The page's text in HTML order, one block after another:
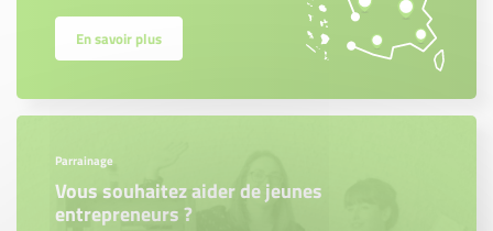
En savoir plus
Parrainage
Vous souhaitez aider de jeunes
entrepreneurs ?